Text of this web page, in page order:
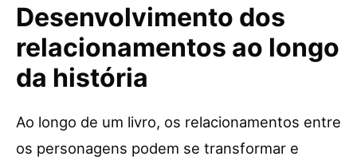
Desenvolvimento dos
relacionamentos ao longo
da história
Ao longo de um livro, os relacionamentos entre
os personagens podem se transformar e